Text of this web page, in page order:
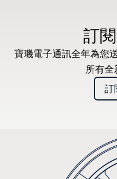
訂
寶璣電子通訊全年為您
所有全
訂